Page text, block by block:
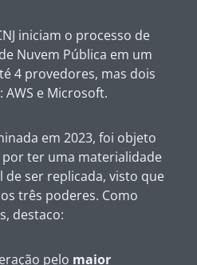
iniciam o processo de
Nuvem Pública em um
4 provedores, mas dois
e Microsoft.
em 2023, foi objeto
por ter uma materialidade
ser replicada, visto que
três poderes. Como
destaco:
pelo maior